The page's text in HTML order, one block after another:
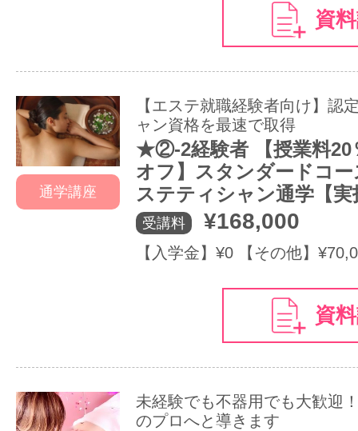
資
通学講座
【エステ就職経験者向け】認
ャン資格を最速で取得
★②-2経験者 【授業料20
オフ】スタンダードコ
ステティシャン通学【実
受講料 ¥168,000
【入学金】¥0 【その他】
資
未経験でも不器用でも大歓迎
のプロへと導きます